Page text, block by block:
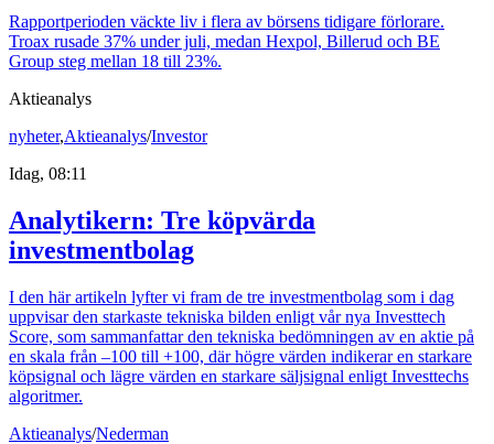
Rapportperioden väckte liv i flera av börsens tidigare förlorare.
Troax rusade 37% under juli, medan Hexpol, Billerud och BE
Group steg mellan 18 till 23%.
Aktieanalys
nyheter,Aktieanalys/Investor
Idag, 08:11
Analytikern: Tre köpvärda
investmentbolag
I den här artikeln lyfter vi fram de tre investmentbolag som i dag
uppvisar den starkaste tekniska bilden enligt vår nya Investtech
Score, som sammanfattar den tekniska bedömningen av en aktie på
en skala från –100 till +100, där högre värden indikerar en starkare
köpsignal och lägre värden en starkare säljsignal enligt Investtechs
algoritmer.
Aktieanalys/Nederman